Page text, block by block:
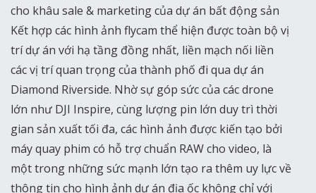
cho khâu sale & marketing của dự án bất động sản
Kết hợp các hình ảnh flycam thể hiện được toàn bộ vị
trí dự án với hạ tầng đồng nhất, liền mạch nối liền
các vị trí quan trọng của thành phố đi qua dự án
Diamond Riverside. Nhờ sự góp sức của các drone
lớn như DJI Inspire, cùng lượng pin lớn duy trì thời
gian sản xuất tối đa, các hình ảnh được kiến tạo bởi
máy quay phim có hỗ trợ chuẩn RAW cho video, là
một trong những sức mạnh lớn tạo ra thêm uy lực về
thông tin cho hình ảnh dự án địa ốc không chỉ với